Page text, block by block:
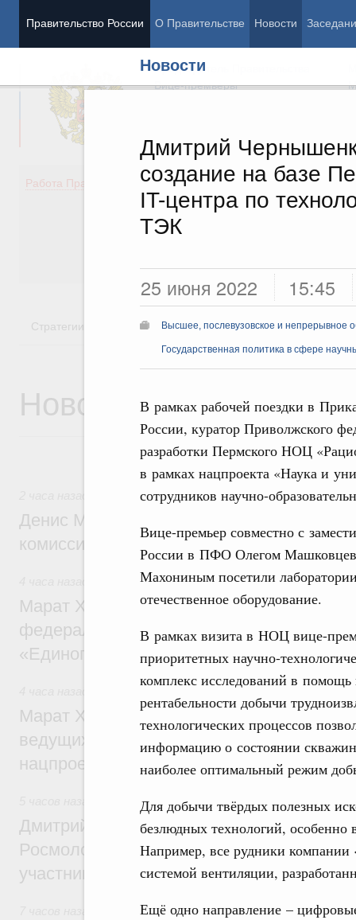
Правительство России О Правительстве Новости
Новости
Дмитрий
создание на базе
IT-центра по
ТЭК
25 июня 2022 15:45
Высшее, послевузовское и непрерывное
Государственная политика в сфере
В рамках рабочей поездки в
России, куратор Приволжского
разработки Пермского НОЦ
в рамках нацпроекта «Наука и
сотрудников научно-
Вице-премьер совместно с
России в ПФО Олегом
Махониным посетили
отечественное оборудование.
В рамках визита в НОЦ вице-
приоритетных научно-
комплекс исследований в
рентабельности добычи
технологических процессов
информацию о состоянии
наиболее оптимальный режим
Для добычи твёрдых полезных
безлюдных технологий, особенно
Например, все рудники компании
системой вентиляции,
Ещё одно направление –
Председатель Правительства
Вице-премьеры
Работа Правительства
Демография
Здоровье
Образование
Государство
Стратегии Государственные программы
Новости
Общие вопросы промышленной политики
Денис Мантуров провёл заседание
комиссии по промышленности
Регулирование в сфере строительства
Марат Хуснуллин: Более 130
федерального значения построено под
«Единого заказчика»
Национальный проект «Инфраструктура
Марат Хуснуллин: Порядка 200
ведущих к спортивным объектам,
нацпроекту «Инфраструктура для
Молодёжная политика
Дмитрий Чернышенко, Сергей Кравцов и
Росмолодёжи Григорий Гуров
участников проекта «Кольцо открытий»
Евразийский экономический союз.